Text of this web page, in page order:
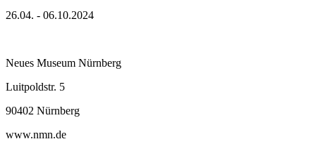
26.04. - 06.10.2024
Neues Museum Nürnberg
Luitpoldstr. 5
90402 Nürnberg
www.nmn.de